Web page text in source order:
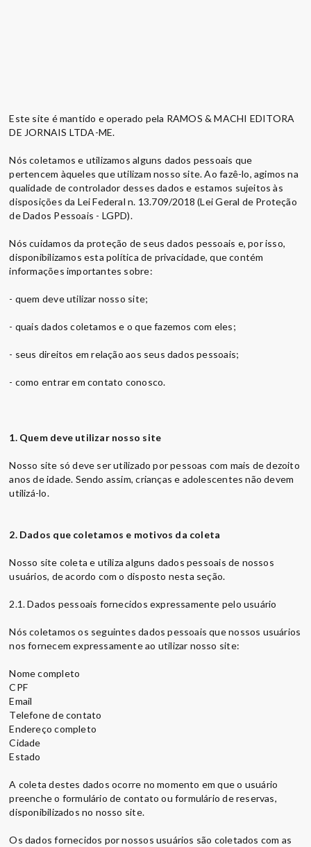
Este site é mantido e operado pela RAMOS & MACHI EDITORA
DE JORNAIS LTDA-ME.
Nós coletamos e utilizamos alguns dados pessoais que
pertencem àqueles que utilizam nosso site. Ao fazê-lo, agimos na
qualidade de controlador desses dados e estamos sujeitos às
disposições da Lei Federal n. 13.709/2018 (Lei Geral de Proteção
de Dados Pessoais - LGPD).
Nós cuidamos da proteção de seus dados pessoais e, por isso,
disponibilizamos esta política de privacidade, que contém
informações importantes sobre:
- quem deve utilizar nosso site;
- quais dados coletamos e o que fazemos com eles;
- seus direitos em relação aos seus dados pessoais;
- como entrar em contato conosco.
1. Quem deve utilizar nosso site
Nosso site só deve ser utilizado por pessoas com mais de dezoito
anos de idade. Sendo assim, crianças e adolescentes não devem
utilizá-lo.
2. Dados que coletamos e motivos da coleta
Nosso site coleta e utiliza alguns dados pessoais de nossos
usuários, de acordo com o disposto nesta seção.
2.1. Dados pessoais fornecidos expressamente pelo usuário
Nós coletamos os seguintes dados pessoais que nossos usuários
nos fornecem expressamente ao utilizar nosso site:
Nome completo
CPF
Email
Telefone de contato
Endereço completo
Cidade
Estado
A coleta destes dados ocorre no momento em que o usuário
preenche o formulário de contato ou formulário de reservas,
disponibilizados no nosso site.
Os dados fornecidos por nossos usuários são coletados com as